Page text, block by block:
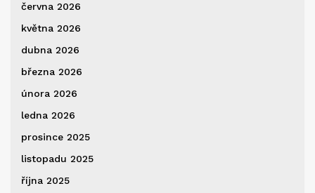
června 2026
května 2026
dubna 2026
března 2026
února 2026
ledna 2026
prosince 2025
listopadu 2025
října 2025